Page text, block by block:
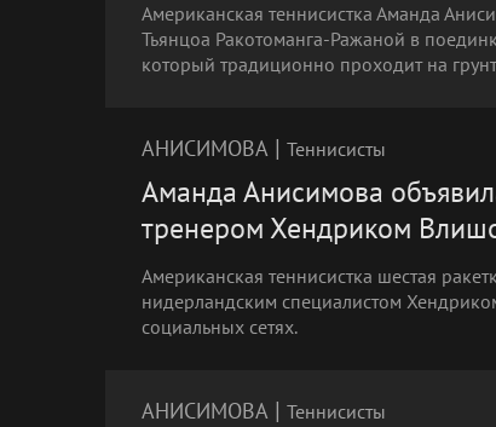
Американская теннисистка Аманда
Тьянцоа Ракотоманга-Ражаной в
который традиционно проходит на
АНИСИМОВА | Теннисисты
Аманда Анисимова
тренером Хендриком
Американская теннисистка шестая
нидерландским специалистом
социальных сетях.
АНИСИМОВА | Теннисисты